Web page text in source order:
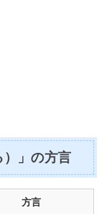
」の方言
方言